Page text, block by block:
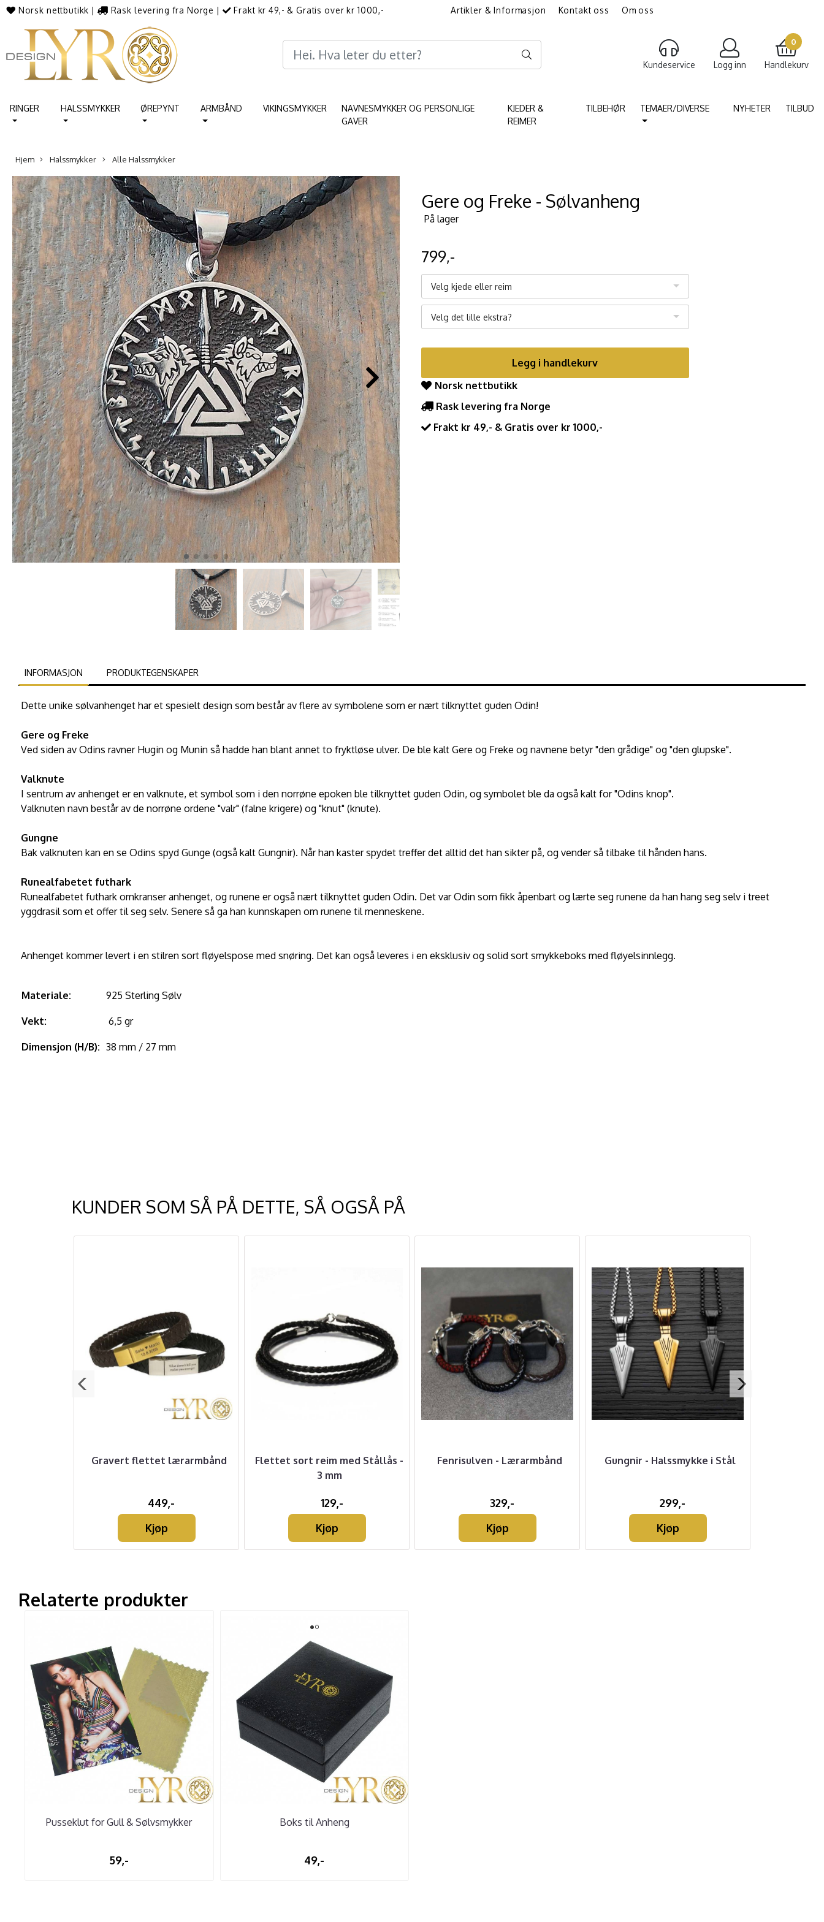
Norsk nettbutikk | Rask levering fra Norge | Frakt kr 49,- & Gratis over kr 1000,- Artikler & Informasjon Kontakt oss
Om oss
Kundeservice Logg inn
0
Handlekurv
RINGER HALSSMYKKER ØREPYNT ARMBÅND VIKINGSMYKKER
NAVNESMYKKER OG PERSONLIGE
GAVER
KJEDER &
REIMER
TILBEHØR TEMAER/DIVERSE NYHETER TILBUD
Hjem Halssmykker Alle Halssmykker
Gere og Freke - Sølvanheng
På lager
799,-
Velg kjede eller reim
Velg det lille ekstra?
Legg i handlekurv
Norsk nettbutikk
Rask levering fra Norge
Frakt kr 49,- & Gratis over kr 1000,-
INFORMASJON PRODUKTEGENSKAPER
Dette unike sølvanhenget har et spesielt design som består av flere av symbolene som er nært tilknyttet guden Odin!
Gere og Freke
Ved siden av Odins ravner Hugin og Munin så hadde han blant annet to fryktløse ulver. De ble kalt Gere og Freke og navnene betyr "den grådige" og "den glupske".
Valknute
I sentrum av anhenget er en valknute, et symbol som i den norrøne epoken ble tilknyttet guden Odin, og symbolet ble da også kalt for "Odins knop".
Valknuten navn består av de norrøne ordene "valr" (falne krigere) og "knut" (knute).
Gungne
Bak valknuten kan en se Odins spyd Gunge (også kalt Gungnir). Når han kaster spydet treffer det alltid det han sikter på, og vender så tilbake til hånden hans.
Runealfabetet futhark
Runealfabetet futhark omkranser anhenget, og runene er også nært tilknyttet guden Odin. Det var Odin som fikk åpenbart og lærte seg runene da han hang seg selv i treet
yggdrasil som et offer til seg selv. Senere så ga han kunnskapen om runene til menneskene.
Anhenget kommer levert i en stilren sort fløyelspose med snøring. Det kan også leveres i en eksklusiv og solid sort smykkeboks med fløyelsinnlegg.
Materiale: 925 Sterling Sølv
Vekt: 6,5 gr
Dimensjon (H/B): 38 mm / 27 mm
KUNDER SOM SÅ PÅ DETTE, SÅ OGSÅ PÅ
Gravert flettet lærarmbånd
449,-
Kjøp
Flettet sort reim med Stållås -
3 mm
129,-
Kjøp
Fenrisulven - Lærarmbånd
329,-
Kjøp
Gungnir - Halssmykke i Stål
299,-
Kjøp
Relaterte produkter
Pusseklut for Gull & Sølvsmykker
59,-
Boks til Anheng
49,-